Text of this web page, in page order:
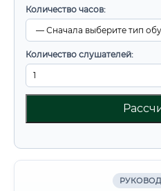
Количество часов:
Количество слушателей: